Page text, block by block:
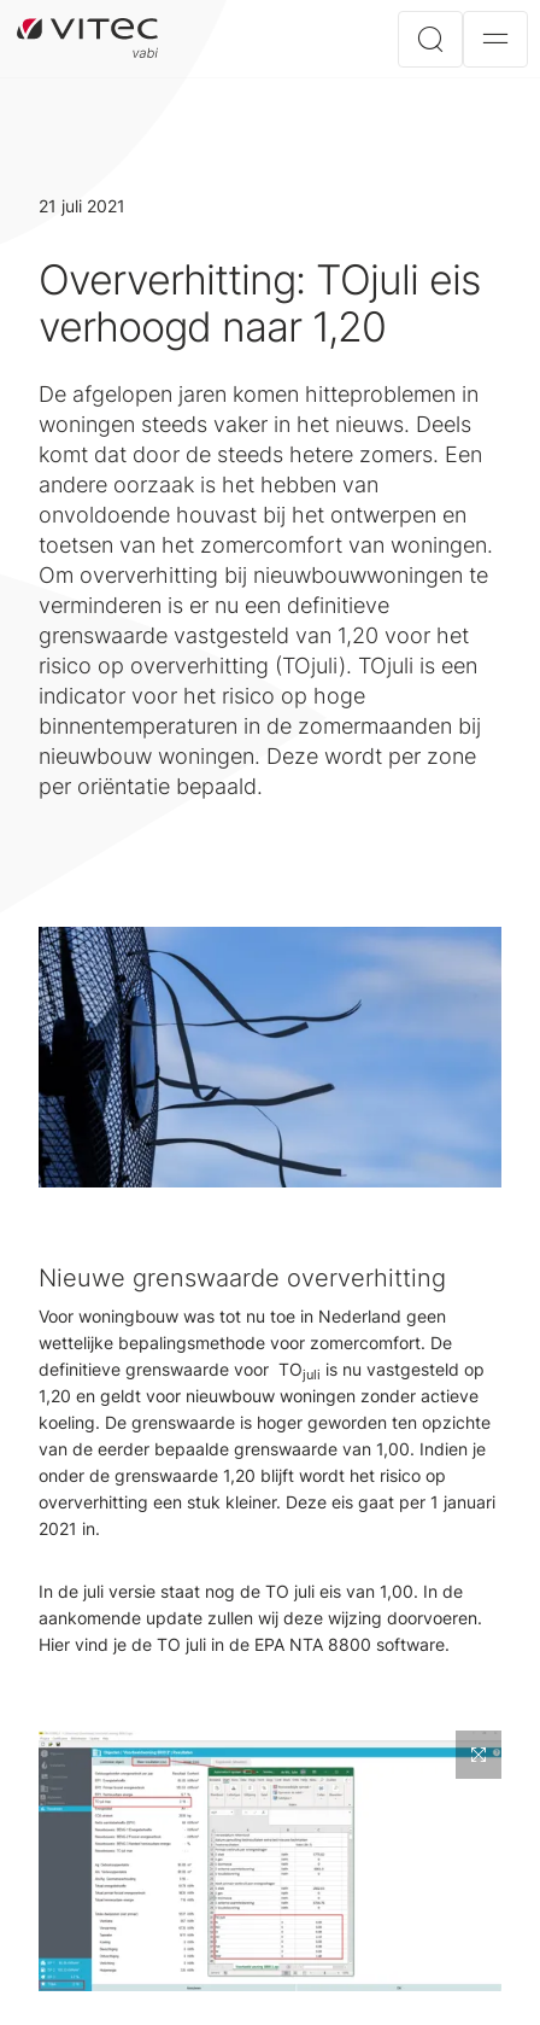
21 juli 2021
Oververhitting: TOjuli eis
verhoogd naar 1,20
De afgelopen jaren komen hitteproblemen in
woningen steeds vaker in het nieuws. Deels
komt dat door de steeds hetere zomers. Een
andere oorzaak is het hebben van
onvoldoende houvast bij het ontwerpen en
toetsen van het zomercomfort van woningen.
Om oververhitting bij nieuwbouwwoningen te
verminderen is er nu een definitieve
grenswaarde vastgesteld van 1,20 voor het
risico op oververhitting (TOjuli). TOjuli is een
indicator voor het risico op hoge
binnentemperaturen in de zomermaanden bij
nieuwbouw woningen. Deze wordt per zone
per oriëntatie bepaald.
Nieuwe grenswaarde oververhitting
Voor woningbouw was tot nu toe in Nederland geen
wettelijke bepalingsmethode voor zomercomfort. De
definitieve grenswaarde voor TOjuli is nu vastgesteld op
1,20 en geldt voor nieuwbouw woningen zonder actieve
koeling. De grenswaarde is hoger geworden ten opzichte
van de eerder bepaalde grenswaarde van 1,00. Indien je
onder de grenswaarde 1,20 blijft wordt het risico op
oververhitting een stuk kleiner. Deze eis gaat per 1 januari
2021 in.
In de juli versie staat nog de TO juli eis van 1,00. In de
aankomende update zullen wij deze wijzing doorvoeren.
Hier vind je de TO juli in de EPA NTA 8800 software.